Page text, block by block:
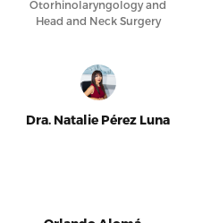
Otorhinolaryngology and
Head and Neck Surgery
Dra. Natalie Pérez Luna